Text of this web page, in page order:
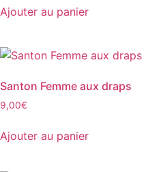
Ajouter au panier
Santon Femme aux draps
9,00€
Ajouter au panier